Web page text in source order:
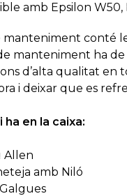
amb Epsilon W50,
manteniment conté
manteniment ha de
d’alta qualitat en
i deixar que es
ha en la caixa:
Allen
amb Niló